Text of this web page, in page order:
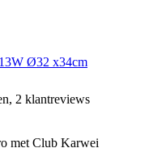
Ø32 x34cm
2 klantreviews
met Club Karwei